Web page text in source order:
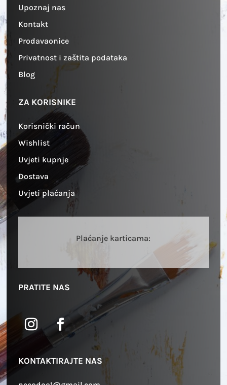
Upoznaj nas
Kontakt
Prodavaonice
Privatnost i zaštita podataka
Blog
ZA KORISNIKE
Korisnički račun
Wishlist
Uvjeti kupnje
Dostava
Uvjeti plaćanja
Plaćanje karticama:
PRATITE NAS
KONTAKTIRAJTE NAS